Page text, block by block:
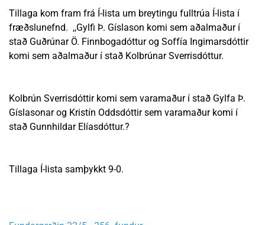
Tillaga kom fram frá Í-lista um breytingu fulltrúa Í-lista í
fræðslunefnd. ,,Gylfi Þ. Gíslason komi sem aðalmaður í
stað Guðrúnar Ö. Finnbogadóttur og Soffía Ingimarsdóttir
komi sem aðalmaður í stað Kolbrúnar Sverrisdóttur.
Kolbrún Sverrisdóttir komi sem varamaður í stað Gylfa Þ.
Gíslasonar og Kristín Oddsdóttir sem varamaður komi í
stað Gunnhildar Elíasdóttur.?
Tillaga Í-lista samþykkt 9-0.